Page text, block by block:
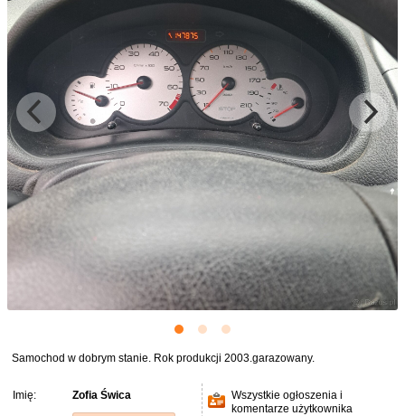
Samochod w dobrym stanie. Rok produkcji 2003.garazowany.
Imię: Zofia Świca
Wszystkie ogłoszenia i
komentarze użytkownika